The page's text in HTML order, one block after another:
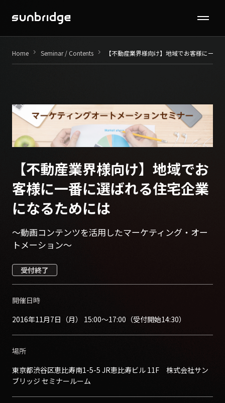
Seminar / Contents
Company
Recruit
Home keyboard_arrow_right Seminar / Contents keyboard_arrow_right 【不動産業界様向け】地域でお客様に一
【不動産業界様向け】地域でお
客様に一番に選ばれる住宅企業
になるためには
～動画コンテンツを活用したマーケティング・オー
トメーション～
受付終了
開催日時
2016年11月7日（月） 15:00〜17:00（受付開始14:30）
場所
東京都渋谷区恵比寿南1-5-5 JR恵比寿ビル 11F 株式会社サン
ブリッジ セミナールーム